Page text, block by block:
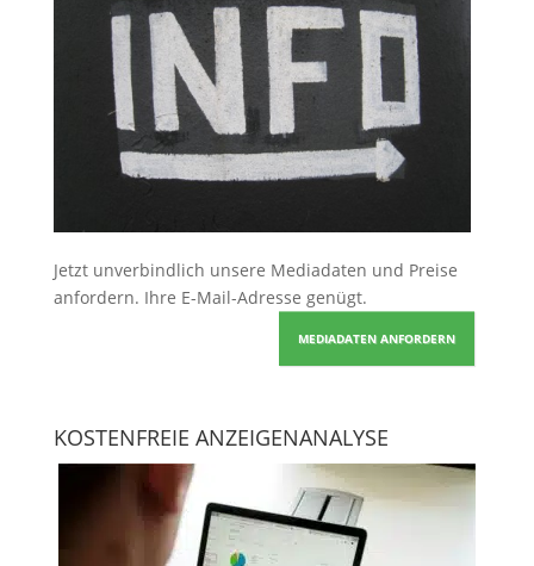
Jetzt unverbindlich unsere Mediadaten und Preise
anfordern. Ihre E-Mail-Adresse genügt.
MEDIADATEN ANFORDERN
KOSTENFREIE ANZEIGENANALYSE